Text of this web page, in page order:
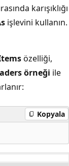
karışıklığı
işlevini kullanın.
özelliği,
örneği ile
Kopyala